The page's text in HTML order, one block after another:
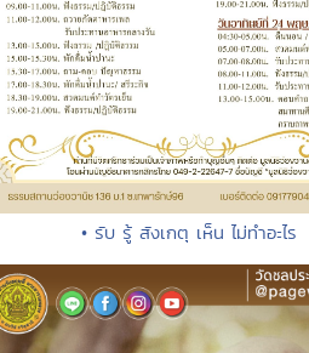
• รับ รู้ สังเกตุ เห็น ไม่ทำอะไร